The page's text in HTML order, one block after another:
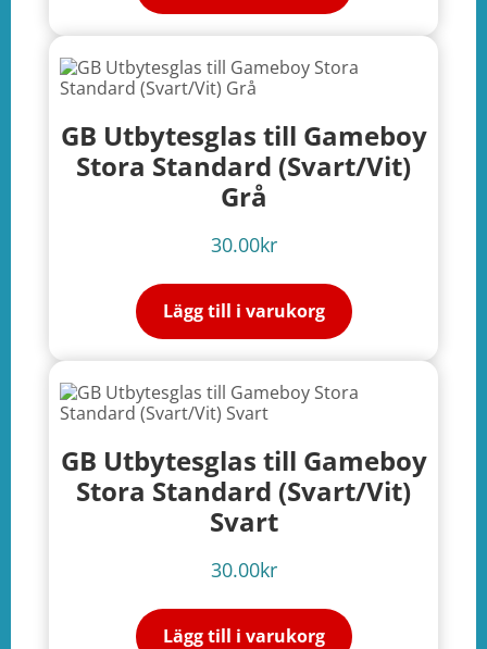
GB Utbytesglas till Gameboy
Stora Standard (Svart/Vit)
Grå
30.00kr
Lägg till i varukorg
GB Utbytesglas till Gameboy
Stora Standard (Svart/Vit)
Svart
30.00kr
Lägg till i varukorg